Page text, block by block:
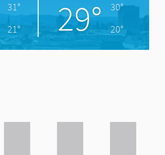
31°
21°
29°
30°
20°